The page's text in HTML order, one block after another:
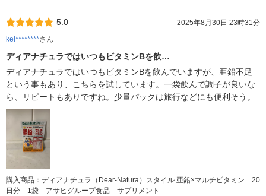
5.0
2025年8月30日 23時31分
kei********さん
ディアナチュラではいつもビタミンBを飲…
ディアナチュラではいつもビタミンBを飲んでいますが、亜鉛不足
という事もあり、こちらを試しています。一袋飲んで調子が良いな
ら、リピートもありですね。少量パックは旅行などにも便利そう。
購入商品：ディアナチュラ（Dear-Natura）スタイル 亜鉛×マルチビタミン 20
日分 1袋 アサヒグループ食品 サプリメント